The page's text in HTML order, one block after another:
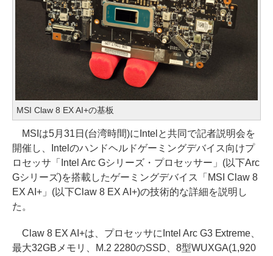
MSI Claw 8 EX AI+の基板
MSIは5月31日(台湾時間)にIntelと共同で記者説明会を
開催し、Intelのハンドヘルドゲーミングデバイス向けプ
ロセッサ「Intel Arc Gシリーズ・プロセッサー」(以下Arc
Gシリーズ)を搭載したゲーミングデバイス「MSI Claw 8
EX AI+」(以下Claw 8 EX AI+)の技術的な詳細を説明し
た。
Claw 8 EX AI+は、プロセッサにIntel Arc G3 Extreme、
最大32GBメモリ、M.2 2280のSSD、8型WUXGA(1,920